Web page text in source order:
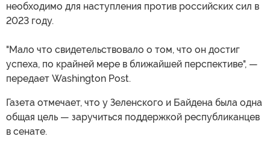
необходимо для наступления против российских сил в
2023 году.
"Мало что свидетельствовало о том, что он достиг
успеха, по крайней мере в ближайшей перспективе", —
передает Washington Post.
Газета отмечает, что у Зеленского и Байдена была одна
общая цель — заручиться поддержкой республиканцев
в сенате.